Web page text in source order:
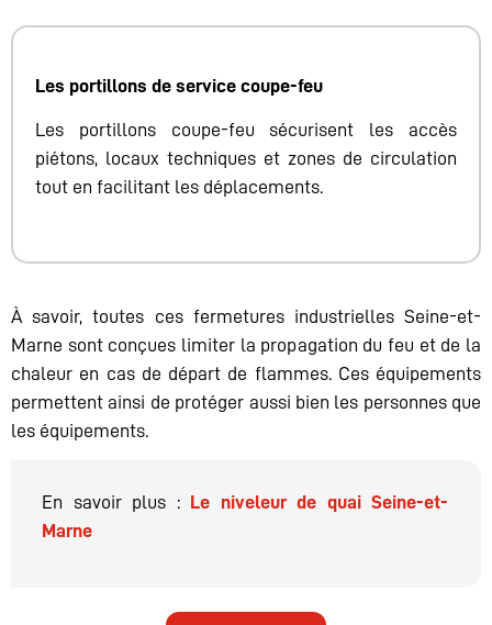
Les portillons de service coupe-feu
Les portillons coupe-feu sécurisent les accès
piétons, locaux techniques et zones de circulation
tout en facilitant les déplacements.
À savoir, toutes ces fermetures industrielles Seine-et-
Marne sont conçues limiter la propagation du feu et de la
chaleur en cas de départ de flammes. Ces équipements
permettent ainsi de protéger aussi bien les personnes que
les équipements.
En savoir plus : Le niveleur de quai Seine-et-
Marne